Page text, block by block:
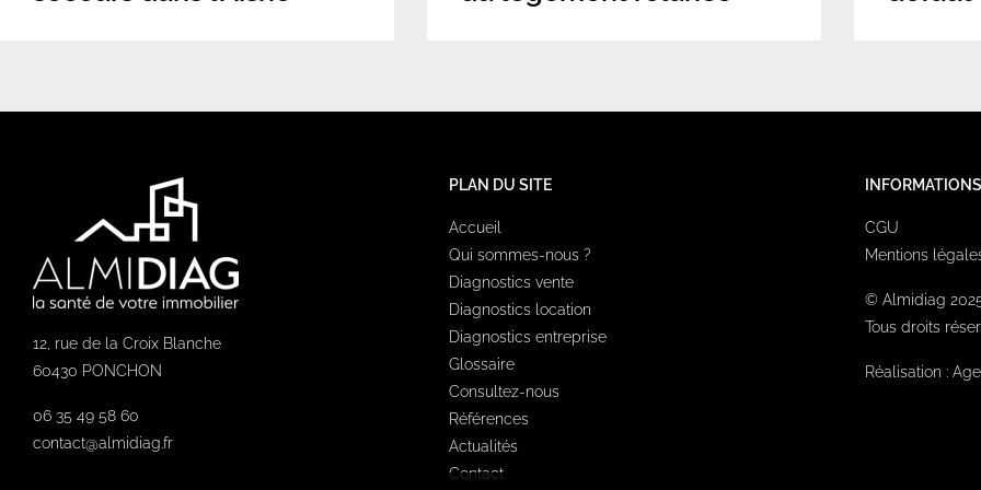
12, rue de la Croix Blanche
60430 PONCHON
06 35 49 58 60
contact@almidiag.fr
PLAN DU SITE
Accueil
Qui sommes-nous ?
Diagnostics vente
Diagnostics location
Diagnostics entreprise
Glossaire
Consultez-nous
Références
Actualités
Contact
INFORMATIONS
CGU
Mentions
© Almidiag
Tous droits
Réalisation :